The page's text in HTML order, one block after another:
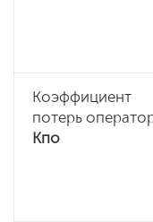
Коэффициент
потерь
Кпо